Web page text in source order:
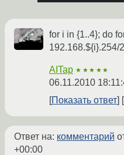
for i in {1..4}; do
192.168.${i}.254/
AITap ★★★★★
06.11.2010
Показать ответ
Ответ на: комментарий
+00:00